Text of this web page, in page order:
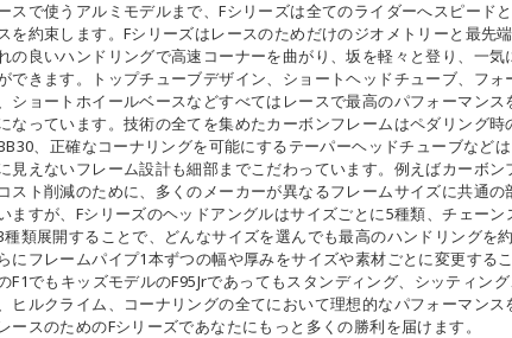
スで使うアルミモデルまで、Fシリーズは全てのライダーへスピード
を約束します。Fシリーズはレースのためだけのジオメトリーと最先
の良いハンドリングで高速コーナーを曲がり、坂を軽々と登り、一気
できます。トップチューブデザイン、ショートヘッドチューブ、フォ
ショートホイールベースなどすべてはレースで最高のパフォーマンス
なっています。技術の全てを集めたカーボンフレームはペダリング時
、正確なコーナリングを可能にするテーパーヘッドチューブなど
見えないフレーム設計も細部までこだわっています。例えばカーボン
スト削減のために、多くのメーカーが異なるフレームサイズに共通の
ますが、Fシリーズのヘッドアングルはサイズごとに5種類、チェーン
種類展開することで、どんなサイズを選んでも最高のハンドリングを
にフレームパイプ1本ずつの幅や厚みをサイズや素材ごとに変更するこ
F1でもキッズモデルのF95Jrであってもスタンディング、シッティン
ヒルクライム、コーナリングの全てにおいて理想的なパフォーマンス
ースのためのFシリーズであなたにもっと多くの勝利を届けます。